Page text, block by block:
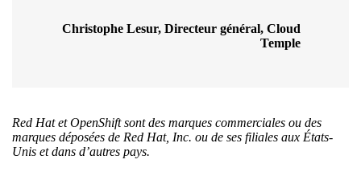
Christophe Lesur, Directeur général, Cloud
Temple
Red Hat et OpenShift sont des marques commerciales ou des
marques déposées de Red Hat, Inc. ou de ses filiales aux États-
Unis et dans d’autres pays.